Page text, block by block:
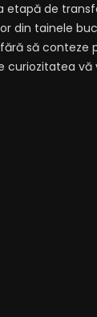
etapă de
din tainele
să
curiozitatea